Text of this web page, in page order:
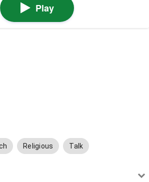
Play
Religious Talk